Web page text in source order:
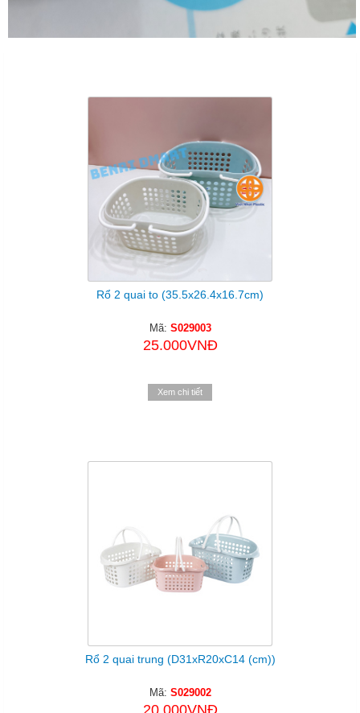
Rổ 2 quai to (35.5x26.4x16.7cm)
Mã: S029003
25.000VNĐ
Xem chi tiết
Rổ 2 quai trung (D31xR20xC14 (cm))
Mã: S029002